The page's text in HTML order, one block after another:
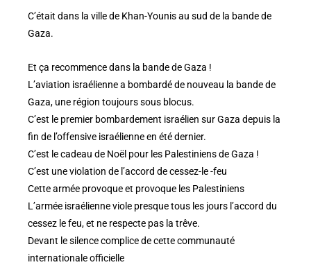
C’était dans la ville de Khan-Younis au sud de la bande de
Gaza.
Et ça recommence dans la bande de Gaza !
L’aviation israélienne a bombardé de nouveau la bande de
Gaza, une région toujours sous blocus.
C’est le premier bombardement israélien sur Gaza depuis la
fin de l’offensive israélienne en été dernier.
C’est le cadeau de Noël pour les Palestiniens de Gaza !
C’est une violation de l’accord de cessez-le -feu
Cette armée provoque et provoque les Palestiniens
L’armée israélienne viole presque tous les jours l’accord du
cessez le feu, et ne respecte pas la trêve.
Devant le silence complice de cette communauté
internationale officielle